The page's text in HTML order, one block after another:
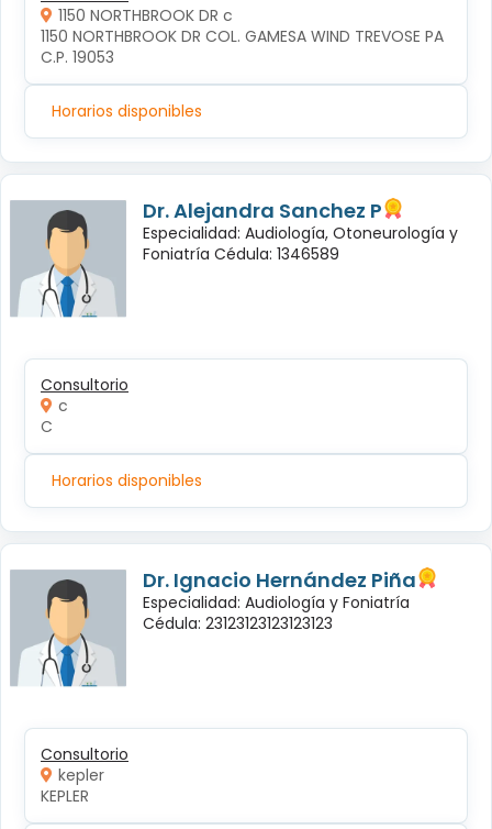
1150 NORTHBROOK DR c
1150 NORTHBROOK DR COL. GAMESA WIND TREVOSE PA
C.P. 19053
Horarios disponibles
Dr. Alejandra Sanchez P
Especialidad: Audiología, Otoneurología y
Foniatría Cédula: 1346589
Consultorio
c
C
Horarios disponibles
Dr. Ignacio Hernández Piña
Especialidad: Audiología y Foniatría
Cédula: 23123123123123123
Consultorio
kepler
KEPLER